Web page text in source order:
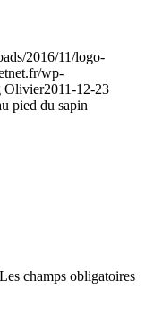
2016/11/logo-
wp-
Olivier2011-12-23
pied du sapin
Les champs obligatoires